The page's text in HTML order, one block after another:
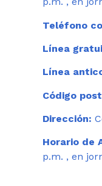
Teléfono
Línea
Línea
Código
Dirección:
Horario de
p.m. , en